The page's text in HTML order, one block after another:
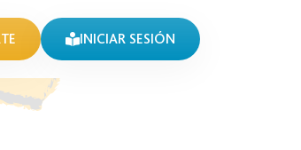
INICIAR SESIÓN